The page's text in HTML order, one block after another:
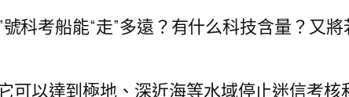
號科考船能“走”多遠？有什么科技含量？又
可以達到極地、深近海等水域停止迷信考